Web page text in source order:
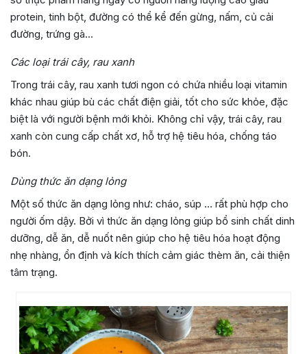
protein, tinh bột, đường có thể kể đến gừng, nấm, củ cải
đường, trứng gà…
Các loại trái cây, rau xanh
Trong trái cây, rau xanh tươi ngon có chứa nhiều loại vitamin
khác nhau giúp bù các chất điện giải, tốt cho sức khỏe, đặc
biệt là với người bệnh mới khỏi. Không chỉ vậy, trái cây, rau
xanh còn cung cấp chất xơ, hỗ trợ hệ tiêu hóa, chống táo
bón.
Dùng thức ăn dạng lỏng
Một số thức ăn dạng lỏng như: cháo, súp … rất phù hợp cho
người ốm dậy. Bởi vì thức ăn dạng lỏng giúp bổ sinh chất dinh
dưỡng, dễ ăn, dễ nuốt nên giúp cho hệ tiêu hóa hoạt động
nhẹ nhàng, ổn định và kích thích cảm giác thèm ăn, cải thiện
tâm trạng.